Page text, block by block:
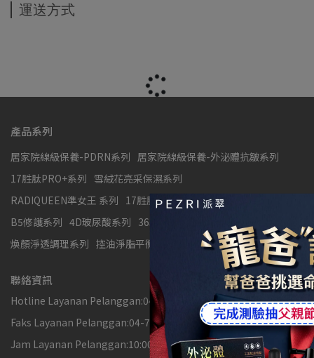
運送方式
產品系列
居家院線級保養-PDRN系列 居家院線級保養-外泌體抗皺系列
17胜肽PRO+系列 雪絨花亮采保濕系列
RADIQUEEN準女王 系列 17胜肽緊緻系列
21胜肽系列
B5修護系列 4D玻尿酸系列 365+舒顏柔護系列
煥顏淨透調理系列 控油淨脂平衡系列 活酵面膜系列 防曬系列
聯絡資訊
Hotline Layanan Pelanggan:04-7692330
Faks Layanan Pelanggan:04-7695303
Jam Layanan Pelanggan:10:00-17:00